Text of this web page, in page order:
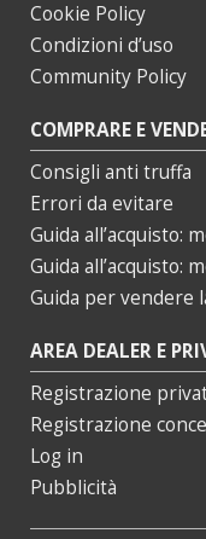
Cookie Policy
Condizioni d’uso
Community Policy
COMPRARE E
Consigli anti truffa
Errori da evitare
Guida all’acquisto:
Guida all’acquisto:
Guida per vendere
AREA DEALER E
Registrazione
Registrazione
Log in
Pubblicità